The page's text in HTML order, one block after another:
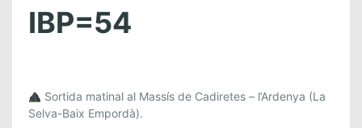
IBP=54
Sortida matinal al Massís de Cadiretes – l’Ardenya (La
Selva-Baix Empordà).